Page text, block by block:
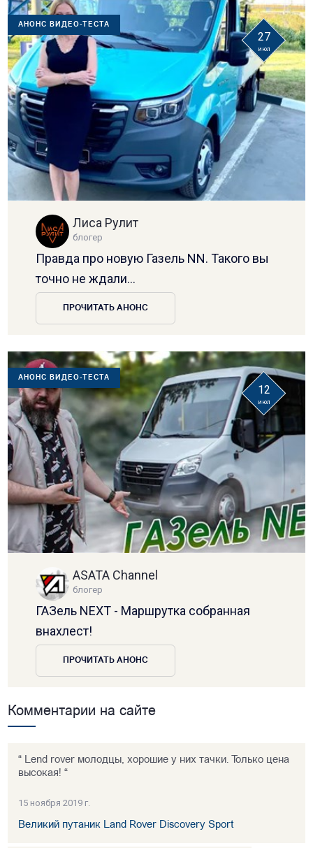
АНОНС ВИДЕО-ТЕСТА
27
июл
Лиса Рулит
блогер
Правда про новую Газель NN. Такого вы
точно не ждали...
ПРОЧИТАТЬ АНОНС
АНОНС ВИДЕО-ТЕСТА
12
июл
ASATA Channel
блогер
ГАЗель NEXT - Маршрутка собранная
внахлест!
ПРОЧИТАТЬ АНОНС
Комментарии на сайте
“ Lend rover молодцы, хорошие у них тачки. Только цена
высокая! “
15 ноября 2019 г.
Великий путаник Land Rover Discovery Sport